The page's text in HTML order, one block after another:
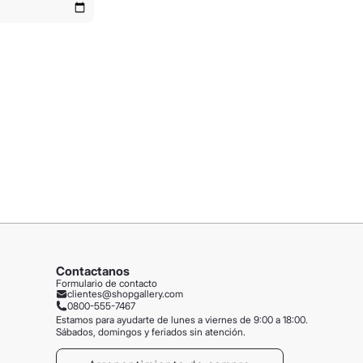
Contactanos
Formulario de contacto
clientes@shopgallery.com
0800-555-7467
Estamos para ayudarte de lunes a viernes de 9:00 a 18:00.
Sábados, domingos y feriados sin atención.